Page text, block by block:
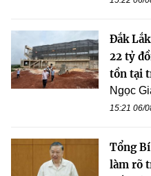
Đắk
22 tỷ
tồn tại
Ngọc
15:21 06/
Tổng
làm rõ